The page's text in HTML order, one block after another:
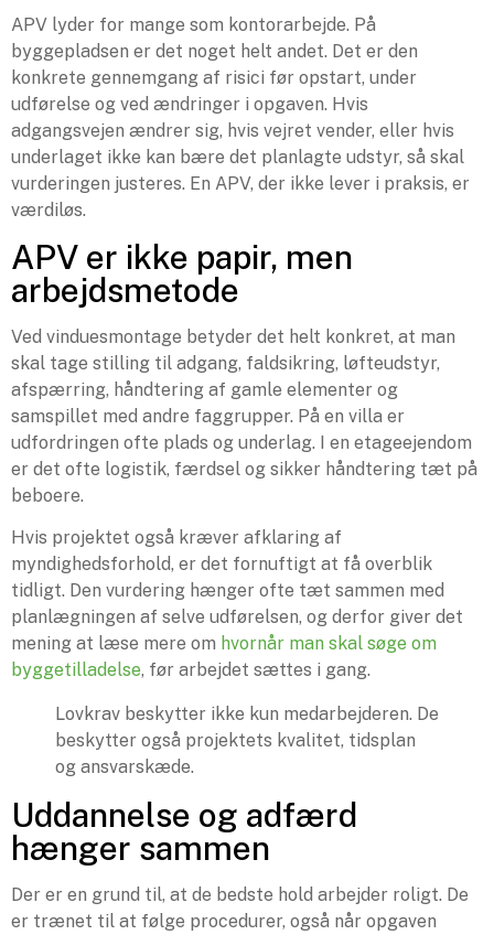
APV lyder for mange som kontorarbejde. På
byggepladsen er det noget helt andet. Det er den
konkrete gennemgang af risici før opstart, under
udførelse og ved ændringer i opgaven. Hvis
adgangsvejen ændrer sig, hvis vejret vender, eller hvis
underlaget ikke kan bære det planlagte udstyr, så skal
vurderingen justeres. En APV, der ikke lever i praksis, er
værdiløs.
APV er ikke papir, men
arbejdsmetode
Ved vinduesmontage betyder det helt konkret, at man
skal tage stilling til adgang, faldsikring, løfteudstyr,
afspærring, håndtering af gamle elementer og
samspillet med andre faggrupper. På en villa er
udfordringen ofte plads og underlag. I en etageejendom
er det ofte logistik, færdsel og sikker håndtering tæt på
beboere.
Hvis projektet også kræver afklaring af
myndighedsforhold, er det fornuftigt at få overblik
tidligt. Den vurdering hænger ofte tæt sammen med
planlægningen af selve udførelsen, og derfor giver det
mening at læse mere om hvornår man skal søge om
byggetilladelse, før arbejdet sættes i gang.
Lovkrav beskytter ikke kun medarbejderen. De
beskytter også projektets kvalitet, tidsplan
og ansvarskæde.
Uddannelse og adfærd
hænger sammen
Der er en grund til, at de bedste hold arbejder roligt. De
er trænet til at følge procedurer, også når opgaven